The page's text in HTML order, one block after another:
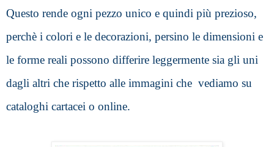
Questo rende ogni pezzo unico e quindi più prezioso,
perchè i colori e le decorazioni, persino le dimensioni e
le forme reali possono differire leggermente sia gli uni
dagli altri che rispetto alle immagini che  vediamo su
cataloghi cartacei o online.